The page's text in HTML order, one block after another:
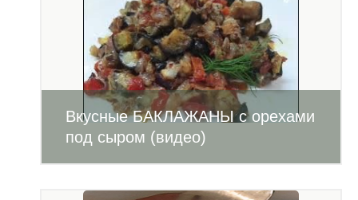
Вкусные БАКЛАЖАНЫ с орехами
под сыром (видео)